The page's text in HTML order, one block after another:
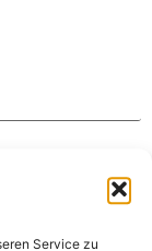
Service zu